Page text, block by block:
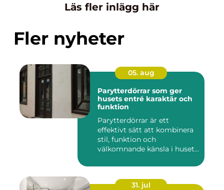
Läs fler inlägg här
Fler nyheter
05. aug
Parytterdörrar som ger
husets entré karaktär och
funktion
Parytterdörrar är ett
effektivt sätt att kombinera
stil, funktion och
välkomnande känsla i husets
31. jul